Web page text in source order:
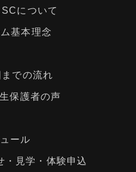
について
基本理念
までの流れ
保護者の声
ール
・見学・体験申込